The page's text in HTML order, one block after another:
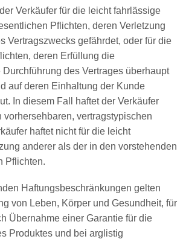
Verkäufer für die leicht fahrlässige
Pflichten, deren Verletzung
Vertragszwecks gefährdet, oder für die
deren Erfüllung die
des Vertrages überhaupt
auf deren Einhaltung der Kunde
In diesem Fall haftet der Verkäufer
vorhersehbaren, vertragstypischen
haftet nicht für die leicht
anderer als der in den vorstehenden
Pflichten.
Haftungsbeschränkungen gelten
von Leben, Körper und Gesundheit, für
Übernahme einer Garantie für die
Produktes und bei arglistig